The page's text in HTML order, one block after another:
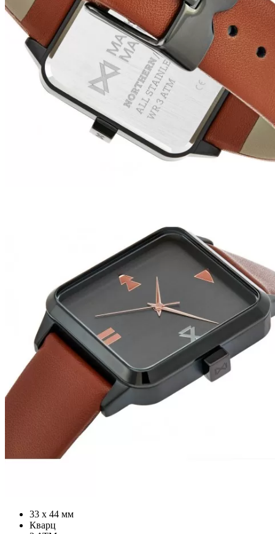
33 х 44 мм
Кварц